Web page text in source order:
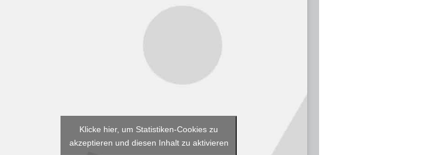
Klicke hier, um Statistiken-Cookies zu
akzeptieren und diesen Inhalt zu aktivieren